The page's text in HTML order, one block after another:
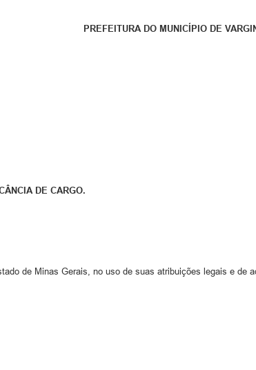
PREFEITURA DO MUNICÍPIO DE
DE CARGO.
de Minas Gerais, no uso de suas atribuições legais e de